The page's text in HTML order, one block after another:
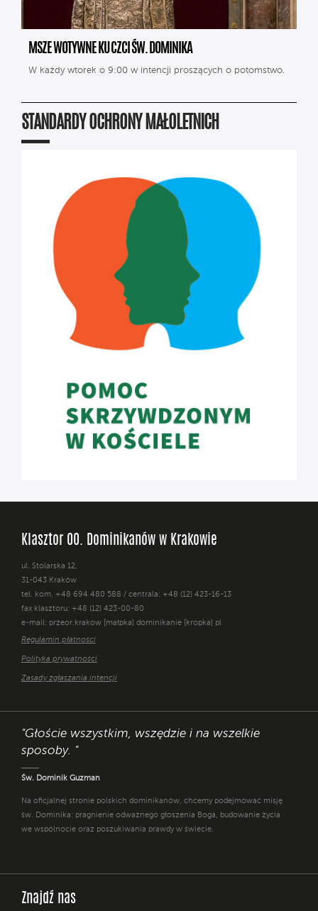
MSZE WOTYWNE KU CZCI ŚW. DOMINIKA
W każdy wtorek o 9:00 w intencji proszących o potomstwo.
STANDARDY OCHRONY MAŁOLETNICH
Klasztor OO. Dominikanów w Krakowie
ul. Stolarska 12,
31-043 Kraków
tel. kom. +48 694 480 588 / centrala: +48 (12) 423-16-13
fax klasztoru: +48 (12) 423-00-80
e-mail: przeor.krakow [małpka] dominikanie [kropka] pl
Regulamin płatności
Polityka prywatności
Zasady zgłaszania intencji
"Głoście wszystkim, wszędzie i na wszelkie
sposoby. "
Św. Dominik Guzman
Na oficjalnej stronie polskich dominikanów, chcemy podejmować misję
św. Dominika: pragnienie odważnego głoszenia Boga, budowanie życia
we wspólnocie oraz poszukiwania prawdy w świecie.
Znajdź nas